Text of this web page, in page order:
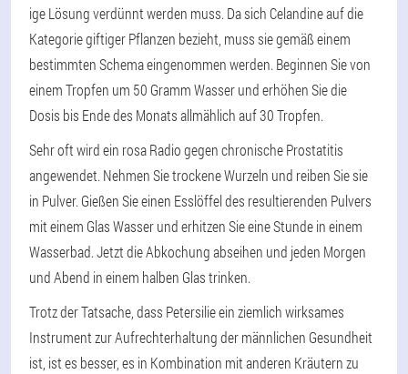
ige Lösung verdünnt werden muss. Da sich Celandine auf die
Kategorie giftiger Pflanzen bezieht, muss sie gemäß einem
bestimmten Schema eingenommen werden. Beginnen Sie von
einem Tropfen um 50 Gramm Wasser und erhöhen Sie die
Dosis bis Ende des Monats allmählich auf 30 Tropfen.
Sehr oft wird ein rosa Radio gegen chronische Prostatitis
angewendet. Nehmen Sie trockene Wurzeln und reiben Sie sie
in Pulver. Gießen Sie einen Esslöffel des resultierenden Pulvers
mit einem Glas Wasser und erhitzen Sie eine Stunde in einem
Wasserbad. Jetzt die Abkochung abseihen und jeden Morgen
und Abend in einem halben Glas trinken.
Trotz der Tatsache, dass Petersilie ein ziemlich wirksames
Instrument zur Aufrechterhaltung der männlichen Gesundheit
ist, ist es besser, es in Kombination mit anderen Kräutern zu